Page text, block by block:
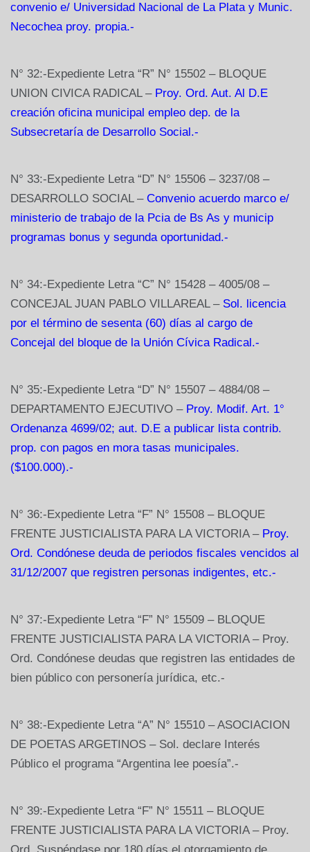
convenio e/ Universidad Nacional de La Plata y Munic.
Necochea proy. propia.-
N° 32:-Expediente Letra “R” N° 15502 – BLOQUE
UNION CIVICA RADICAL – Proy. Ord. Aut. Al D.E
creación oficina municipal empleo dep. de la
Subsecretaría de Desarrollo Social.-
N° 33:-Expediente Letra “D” N° 15506 – 3237/08 –
DESARROLLO SOCIAL – Convenio acuerdo marco e/
ministerio de trabajo de la Pcia de Bs As y municip
programas bonus y segunda oportunidad.-
N° 34:-Expediente Letra “C” N° 15428 – 4005/08 –
CONCEJAL JUAN PABLO VILLAREAL – Sol. licencia
por el término de sesenta (60) días al cargo de
Concejal del bloque de la Unión Cívica Radical.-
N° 35:-Expediente Letra “D” N° 15507 – 4884/08 –
DEPARTAMENTO EJECUTIVO – Proy. Modif. Art. 1°
Ordenanza 4699/02; aut. D.E a publicar lista contrib.
prop. con pagos en mora tasas municipales.
($100.000).-
N° 36:-Expediente Letra “F” N° 15508 – BLOQUE
FRENTE JUSTICIALISTA PARA LA VICTORIA – Proy.
Ord. Condónese deuda de periodos fiscales vencidos al
31/12/2007 que registren personas indigentes, etc.-
N° 37:-Expediente Letra “F” N° 15509 – BLOQUE
FRENTE JUSTICIALISTA PARA LA VICTORIA – Proy.
Ord. Condónese deudas que registren las entidades de
bien público con personería jurídica, etc.-
N° 38:-Expediente Letra “A” N° 15510 – ASOCIACION
DE POETAS ARGETINOS – Sol. declare Interés
Público el programa “Argentina lee poesía”.-
N° 39:-Expediente Letra “F” N° 15511 – BLOQUE
FRENTE JUSTICIALISTA PARA LA VICTORIA – Proy.